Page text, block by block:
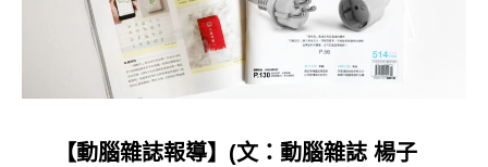
【動腦雜誌報導】(文：動腦雜誌 楊子